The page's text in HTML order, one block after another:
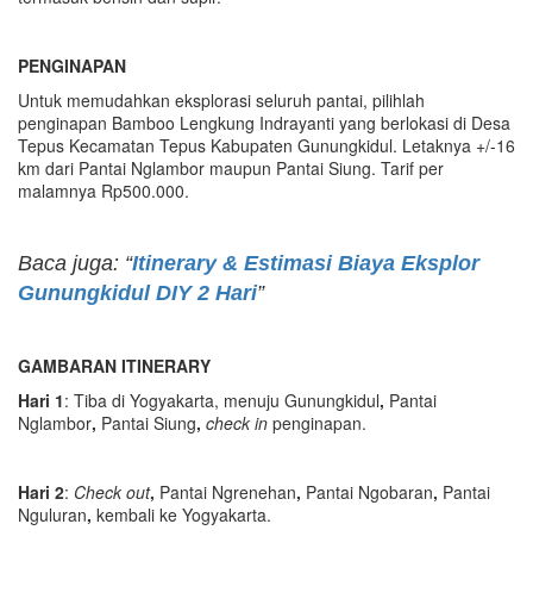
PENGINAPAN
Untuk memudahkan eksplorasi seluruh pantai, pilihlah
penginapan Bamboo Lengkung Indrayanti yang berlokasi di Desa
Tepus Kecamatan Tepus Kabupaten Gunungkidul. Letaknya +/-16
km dari Pantai Nglambor maupun Pantai Siung. Tarif per
malamnya Rp500.000.
Baca juga: “Itinerary & Estimasi Biaya Eksplor
Gunungkidul DIY 2 Hari”
GAMBARAN ITINERARY
Hari 1: Tiba di Yogyakarta, menuju Gunungkidul, Pantai
Nglambor, Pantai Siung, check in penginapan.
Hari 2: Check out, Pantai Ngrenehan, Pantai Ngobaran, Pantai
Nguluran, kembali ke Yogyakarta.